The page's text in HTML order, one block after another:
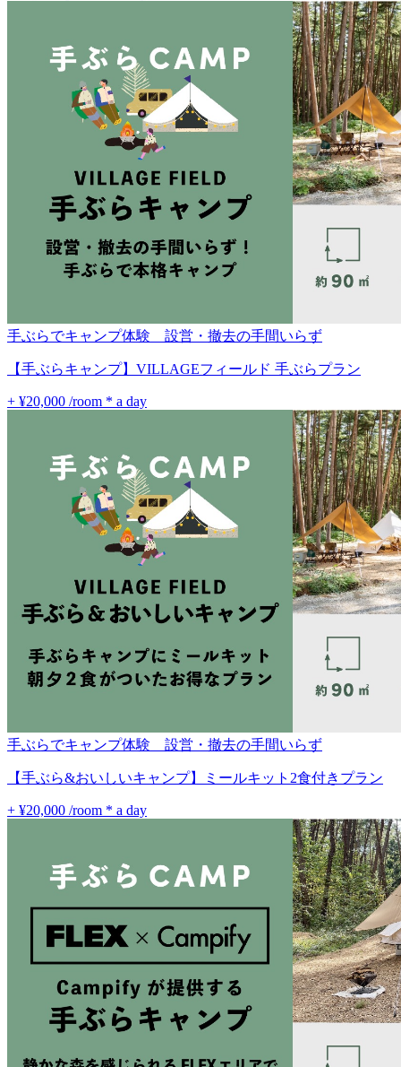
手ぶらでキャンプ体験 設営・撤去の手間いらず
【手ぶらキャンプ】VILLAGEフィールド 手ぶらプラン
+ ¥20,000 /room * a day
手ぶらでキャンプ体験 設営・撤去の手間いらず
【手ぶら&おいしいキャンプ】ミールキット2食付きプラン
+ ¥20,000 /room * a day